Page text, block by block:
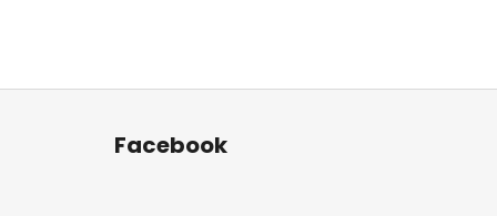
Z
Facebook